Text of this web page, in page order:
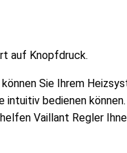
auf Knopfdruck.
Sie Ihrem
intuitiv bedienen
Vaillant Regler